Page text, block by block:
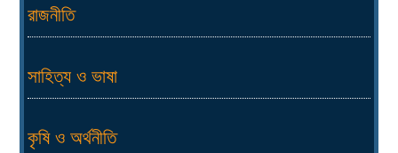
রাজনীতি
সাহিত্য ও ভাষা
কৃষি ও অর্থনীতি